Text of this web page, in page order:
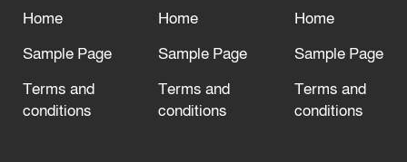
Home
Sample Page
Terms and
conditions
Home
Sample Page
Terms and
conditions
Home
Sample Page
Terms and
conditions